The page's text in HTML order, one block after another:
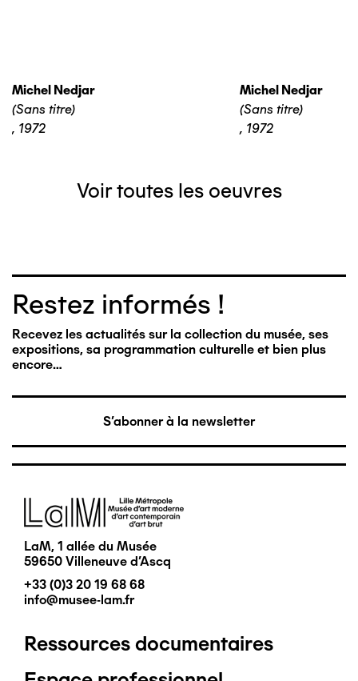
Michel Nedjar
(Sans titre)
, 1972
Michel Nedjar
(Sans titre)
, 1972
Voir toutes les oeuvres
Restez informés !
Recevez les actualités sur la collection du musée, ses
expositions, sa programmation culturelle et bien plus
encore…
S'abonner à la newsletter
Image
LaM, 1 allée du Musée
59650 Villeneuve d'Ascq
+33 (0)3 20 19 68 68
info@musee-lam.fr
Pied
Ressources documentaires